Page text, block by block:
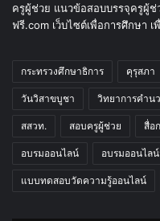
ครูผู้ช่วย แนวข้อสอบบรรจุครูผู้
ฟรี.com เว็บไซต์เพื่อการศึกษา
กระทรวงศึกษาธิการ คุรุสภา
วันวิสาขบูชา วิทยาการคำน
สสวท. สอบครูผู้ช่วย สื่อ
อบรมออนไลน์ อบรมออนไล
แบบทดสอบวัดความรู้ออนไลน์